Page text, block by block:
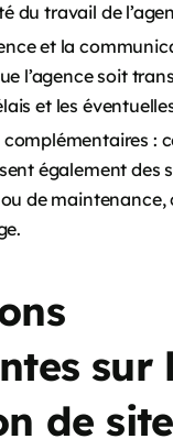
du travail de
et la
l’agence soit
et les
complémentaires :
également des
de maintenance,
sur
de site